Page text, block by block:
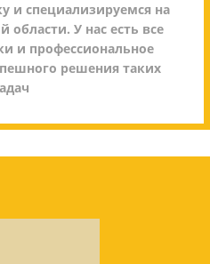
и специализируемся на
области. У нас есть все
и профессиональное
решения таких